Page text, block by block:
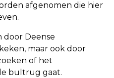
afgenomen die hier
door Deense
maar ook door
of het
bultrug gaat.